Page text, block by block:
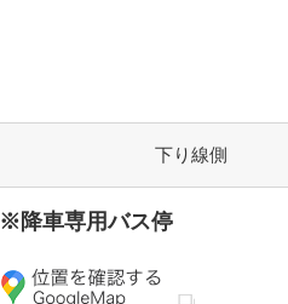
下り線側
※降車専用バス停